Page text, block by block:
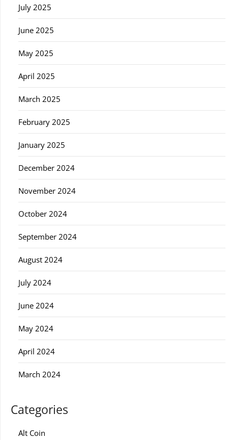
July 2025
June 2025
May 2025
April 2025
March 2025
February 2025
January 2025
December 2024
November 2024
October 2024
September 2024
August 2024
July 2024
June 2024
May 2024
April 2024
March 2024
Categories
Alt Coin